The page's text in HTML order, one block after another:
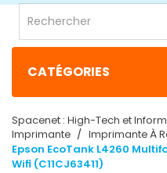
CATÉGORIES
Spacenet : High-Tech et
Imprimante
Imprimante À
Epson EcoTank L4260
Wifi (C11CJ63411)